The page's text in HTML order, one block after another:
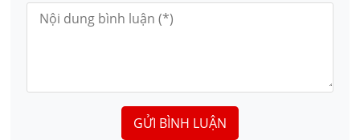
GỬI BÌNH LUẬN